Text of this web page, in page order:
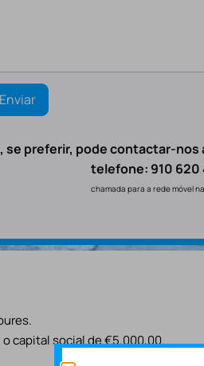
se preferir, pode contactar-nos
telefone: 910 620
chamada para a rede móvel
o capital social de €5.000,00.